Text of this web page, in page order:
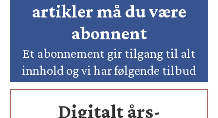
artikler må du være
abonnent
Et abonnement gir tilgang til alt
innhold og vi har følgende tilbud
Digitalt års-